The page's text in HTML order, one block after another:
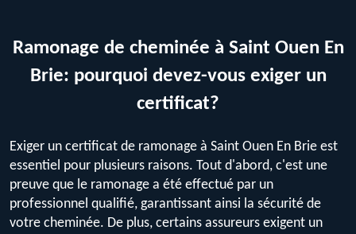
Ramonage de cheminée à Saint Ouen En
Brie: pourquoi devez-vous exiger un
certificat?
Exiger un certificat de ramonage à Saint Ouen En Brie est
essentiel pour plusieurs raisons. Tout d'abord, c'est une
preuve que le ramonage a été effectué par un
professionnel qualifié, garantissant ainsi la sécurité de
votre cheminée. De plus, certains assureurs exigent un